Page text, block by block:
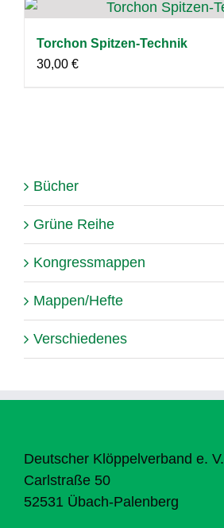
Torchon Spitzen-Technik
30,00 €
Bücher
Grüne Reihe
Kongressmappen
Mappen/Hefte
Verschiedenes
Deutscher Klöppelverband e. V.
Carlstraße 50
52531 Übach-Palenberg